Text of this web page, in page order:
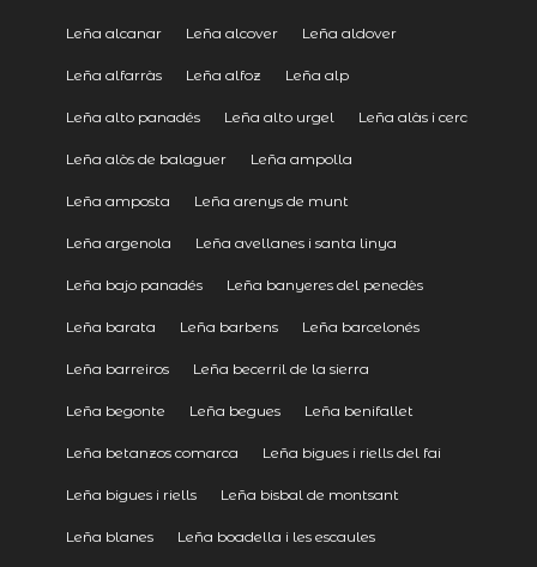
Leña alcanar Leña alcover Leña aldover
Leña alfarràs Leña alfoz Leña alp
Leña alto panadés Leña alto urgel Leña alàs i cerc
Leña alòs de balaguer Leña ampolla
Leña amposta Leña arenys de munt
Leña argenola Leña avellanes i santa linya
Leña bajo panadés Leña banyeres del penedès
Leña barata Leña barbens Leña barcelonés
Leña barreiros Leña becerril de la sierra
Leña begonte Leña begues Leña benifallet
Leña betanzos comarca Leña bigues i riells del fai
Leña bigues i riells Leña bisbal de montsant
Leña blanes Leña boadella i les escaules